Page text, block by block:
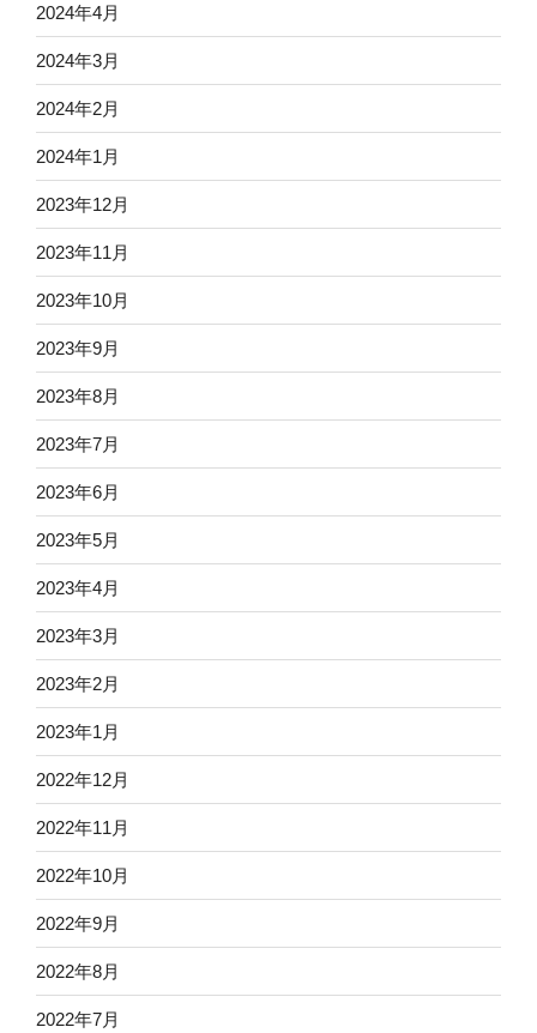
2024年4月
2024年3月
2024年2月
2024年1月
2023年12月
2023年11月
2023年10月
2023年9月
2023年8月
2023年7月
2023年6月
2023年5月
2023年4月
2023年3月
2023年2月
2023年1月
2022年12月
2022年11月
2022年10月
2022年9月
2022年8月
2022年7月